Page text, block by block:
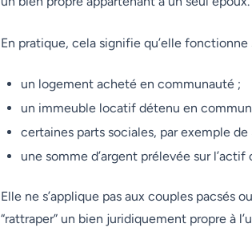
En pratique, cela signifie qu’elle fonctionne
un logement acheté en communauté ;
un immeuble locatif détenu en
certaines parts sociales, par exemple
une somme d’argent prélevée sur l’actif
Elle ne s’applique pas aux couples pacsés
“rattraper” un bien juridiquement propre à